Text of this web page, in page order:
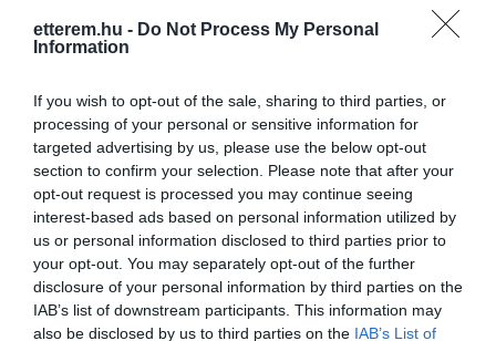
etterem.hu - Do Not Process My Personal
Information
If you wish to opt-out of the sale, sharing to third parties, or
processing of your personal or sensitive information for
targeted advertising by us, please use the below opt-out
section to confirm your selection. Please note that after your
opt-out request is processed you may continue seeing
interest-based ads based on personal information utilized by
us or personal information disclosed to third parties prior to
your opt-out. You may separately opt-out of the further
disclosure of your personal information by third parties on the
IAB’s list of downstream participants. This information may
also be disclosed by us to third parties on the IAB’s List of
’Piros Aranya’, Szeged és Kalocsa híres
piros paprikája inspirálta. Étlapunk
és erős hangsúlyt fektet a helyi gazdák
által tenyésztett különlegességekre,
többek között a mangalica sertésre,
racka bárányra és a magyar szürke
marhára.
Kapcsolat
+36 1 737 7377
info@peppers.hu
http://www.peppers.hu/
https://www.facebook.com/peppers.etterem